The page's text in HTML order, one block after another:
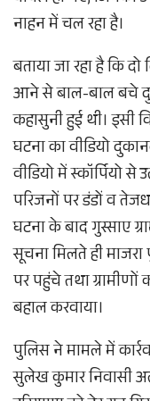
नाहन में चल रहा है।
बताया जा रहा है कि
आने से बाल-बाल बचे
कहासुनी हुई थी। इसी
घटना का वीडियो
वीडियो में स्कॉर्पियो
परिजनों पर डंडों व
घटना के बाद गुस्साए
सूचना मिलते ही
पर पहुंचे तथा
बहाल करवाया।
पुलिस ने मामले में
सुलेख कुमार निवासी